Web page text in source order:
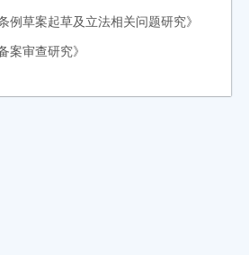
例草案起草及立法相关问题研究》
案审查研究》